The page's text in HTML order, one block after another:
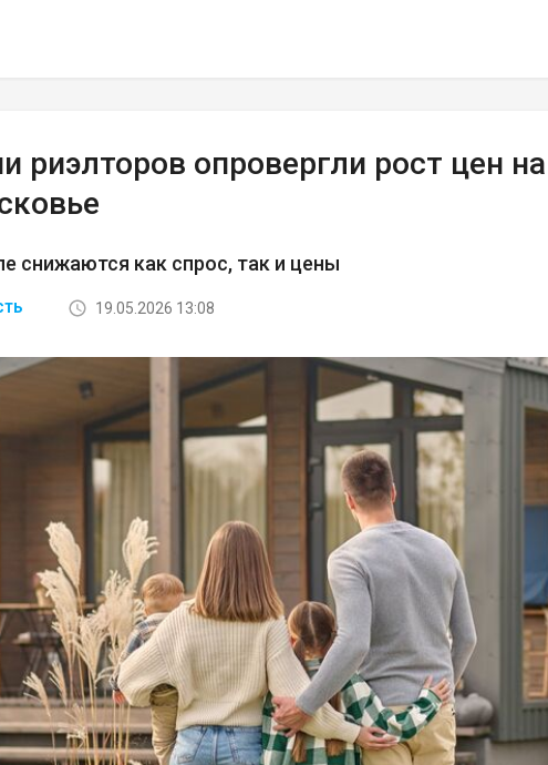
риэлторов опровергли рост цен
снижаются как спрос, так и цены
19.05.2026 13:08